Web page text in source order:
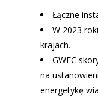
Łączne
W 2023
krajach.
GWEC
na
energetykę